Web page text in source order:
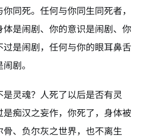
同死。任何与你同生同死者，
是闹剧、你的意识是闹剧、你
是闹剧，任何与你的眼耳鼻舌
剧。
灵魂？人死了以后是否有灵
痴汉之妄作，你死了，身体被
、负尔灰之世界，也不离生